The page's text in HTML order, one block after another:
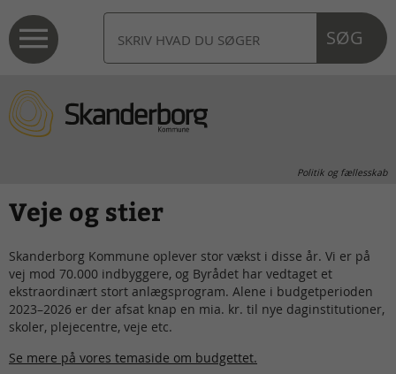
SØG
Politik og fællesskab
Veje og stier
Skanderborg Kommune oplever stor vækst i disse år. Vi er på
vej mod 70.000 indbyggere, og Byrådet har vedtaget et
ekstraordinært stort anlægsprogram. Alene i budgetperioden
2023–2026 er der afsat knap en mia. kr. til nye daginstitutioner,
skoler, plejecentre, veje etc.
Se mere på vores temaside om budgettet.